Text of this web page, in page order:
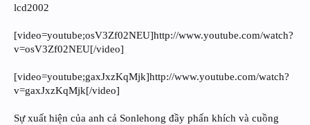
lcd2002
[video=youtube;osV3Zf02NEU]http://www.youtube.com/watch?
v=osV3Zf02NEU[/video]
[video=youtube;gaxJxzKqMjk]http://www.youtube.com/watch?
v=gaxJxzKqMjk[/video]
Sự xuất hiện của anh cả Sonlehong đầy phấn khích và cuồng